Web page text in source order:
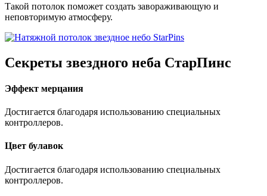
Такой потолок поможет создать завораживающую и
неповторимую атмосферу.
Секреты звездного неба СтарПинс
Эффект мерцания
Достигается благодаря использованию специальных
контроллеров.
Цвет булавок
Достигается благодаря использованию специальных
контроллеров.